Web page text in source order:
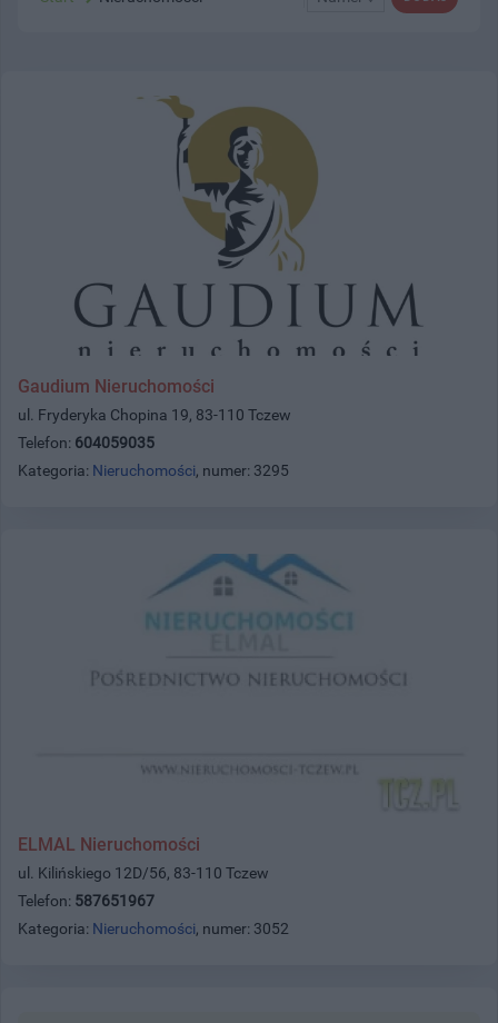
Gaudium Nieruchomości
ul. Fryderyka Chopina 19, 83-110 Tczew
Telefon: 604059035
Kategoria: Nieruchomości, numer: 3295
ELMAL Nieruchomości
ul. Kilińskiego 12D/56, 83-110 Tczew
Telefon: 587651967
Kategoria: Nieruchomości, numer: 3052